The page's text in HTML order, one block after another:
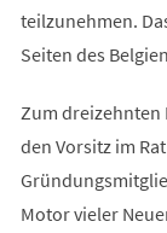
teilzunehmen.
Seiten des
Zum dreizehnten
den Vorsitz im
Motor vieler